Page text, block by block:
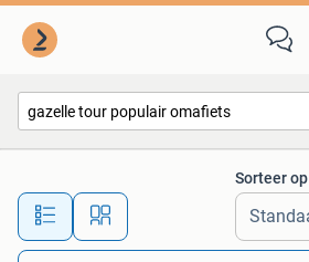
Alle afstanden…
Sorteer op